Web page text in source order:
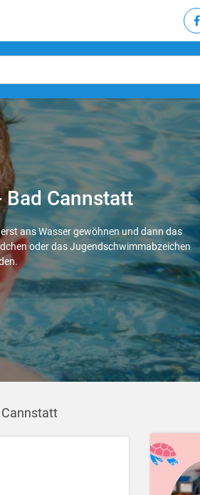
Cannstatt
ans Wasser gewöhnen und dann das
oder das Jugendschwimmabzeichen